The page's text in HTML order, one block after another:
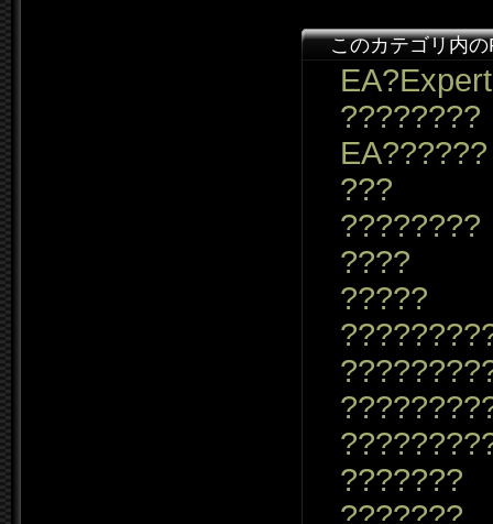
このカテゴリ内
????????
EA??????
???
????????
????
?????
???????
???????